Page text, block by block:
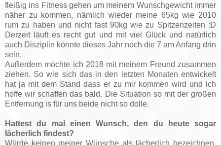
fleißig ins Fitness gehen um meinem Wunschgewicht immer
näher zu kommen, nämlich wieder meine 65kg wie 2010
rum zu haben und nicht fast 90kg wie zu Spitzenzeiten :D
Derzeit läuft es recht gut und mit viel Glück und natürlich
auch Disziplin könnte dieses Jahr noch die 7 am Anfang drin
sein.
Außerdem möchte ich 2018 mit meinem Freund zusammen
ziehen. So wie sich das in den letzten Monaten entwickelt
hat ja mit dem Stand dass er zu mir kommen wird und ich
hoffe wir schaffen das bald. Die Situation so mit der großen
Entfernung is für uns beide nicht so dolle.
Hattest du mal einen Wunsch, den du heute sogar
lächerlich findest?
Würde keinen meiner Wünsche als lächerlich bezeichnen,